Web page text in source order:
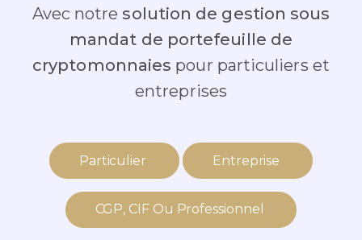
Avec notre solution de gestion sous
mandat de portefeuille de
cryptomonnaies pour particuliers et
entreprises
Particulier Entreprise
CGP, CIF Ou Professionnel